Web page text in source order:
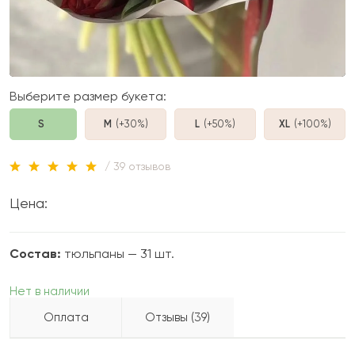
Выберите размер букета:
S M (+30%) L (+50%) XL (+100%)
/ 39 отзывов
Цена:
Состав: тюльпаны — 31 шт.
Нет в наличии
Оплата
Отзывы (39)